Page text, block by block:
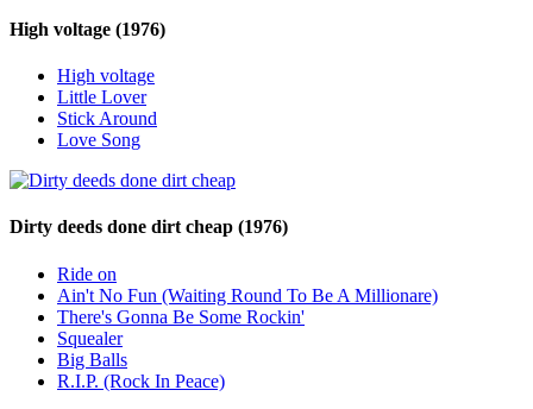
High voltage (1976)
High voltage
Little Lover
Stick Around
Love Song
Dirty deeds done dirt cheap (1976)
Ride on
Ain't No Fun (Waiting Round To Be A Millionare)
There's Gonna Be Some Rockin'
Squealer
Big Balls
R.I.P. (Rock In Peace)